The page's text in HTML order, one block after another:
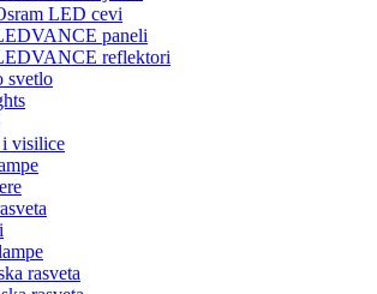
LED cevi
paneli
reflektori
svetlo
visilice
rasveta